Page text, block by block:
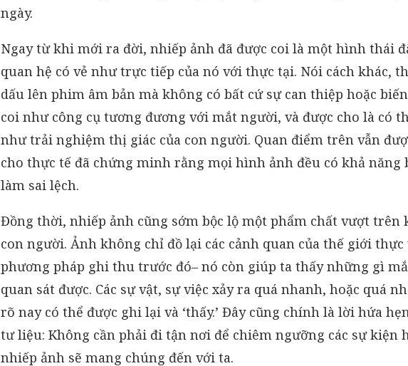
ngày.
Ngay từ khi mới ra đời, nhiếp ảnh đã được coi là một hình thái
quan hệ có vẻ như trực tiếp của nó với thực tại. Nói cách khác,
dấu lên phim âm bản mà không có bất cứ sự can thiệp hoặc
coi như công cụ tương đương với mắt người, và được cho là có
như trải nghiệm thị giác của con người. Quan điểm trên vẫn
cho thực tế đã chứng minh rằng mọi hình ảnh đều có khả năng
làm sai lệch.
Đồng thời, nhiếp ảnh cũng sớm bộc lộ một phẩm chất vượt trên
con người. Ảnh không chỉ đồ lại các cảnh quan của thế giới
phương pháp ghi thu trước đó– nó còn giúp ta thấy những gì
quan sát được. Các sự vật, sự việc xảy ra quá nhanh, hoặc quá
rõ nay có thể được ghi lại và ‘thấy.’ Đây cũng chính là lời hứa
tư liệu: Không cần phải đi tận nơi để chiêm ngưỡng các sự kiện
nhiếp ảnh sẽ mang chúng đến với ta.